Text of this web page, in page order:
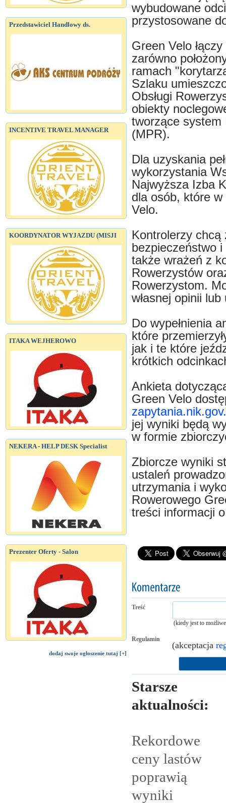
Przedstawiciel Handlowy ds.
INCENTIVE TRAVEL MANAGER
KOORDYNATOR WYJAZDU (MISJI
ITAKA WEJHEROWO
NEKERA - HELP DESK Specialist
Prezenter Oferty - Salon
dodaj swoje ogłoszenie tutaj [+]
wybudowane
przystosowane
Green Velo
zarówno
ramach
Szlaku
Obsługi
obiekty
tworzące system
(MPR).
Dla uzyskania
wykorzystania
Najwyższa Izba
dla osób, które w
Velo.
Kontrolerzy
bezpieczeństwo
także wrażeń z
Rowerzystów
Rowerzystom.
własnej opinii lub
Do wypełnienia
które
jak i te które
krótkich
Ankieta
Green Velo
jej wyniki będą
w formie
Zbiorcze wyniki
ustaleń
utrzymania i
Rowerowego
treści informacji
Treść
(kiedy jest to
Regulamin
(akceptacja
Starsze
aktualności:
Rekordowe
ceny lastów
poprawią
wyniki